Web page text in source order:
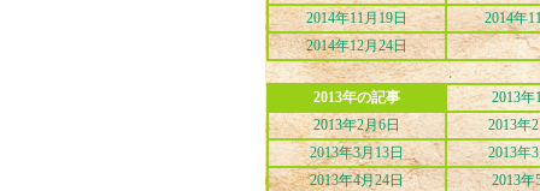
2014年11月19日
2014年
2014年12月24日
2013年の記事
2013年
2013年2月6日
2013年
2013年3月13日
2013年
2013年4月24日
2013年